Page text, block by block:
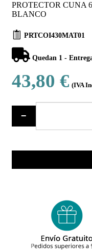
PROTECTOR CUNA
BLANCO
PRTCOI430MAT01
Quedan 1 -
43,80 € (IVA
−